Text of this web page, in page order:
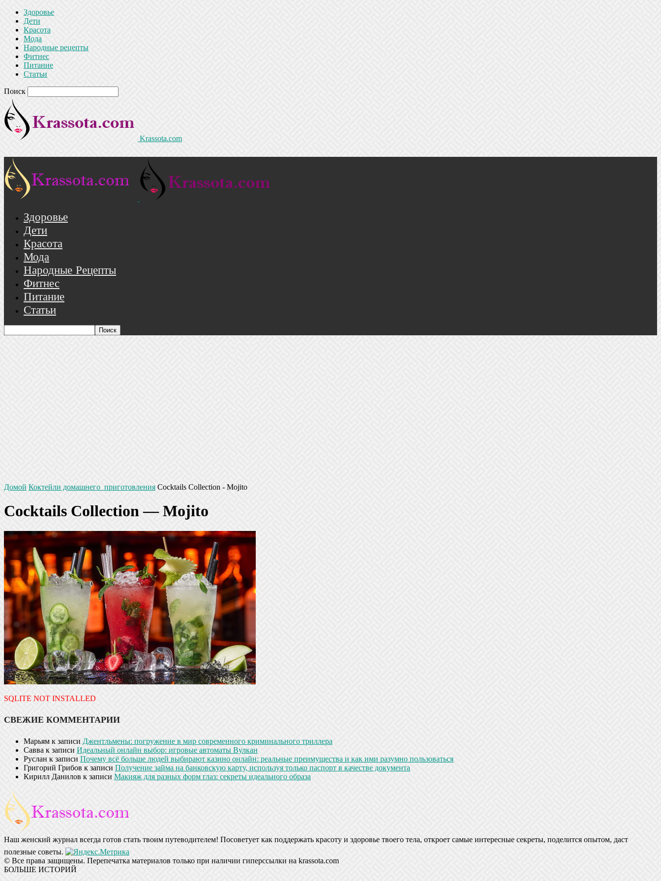
Здоровье
Дети
Красота
Мода
Народные рецепты
Фитнес
Питание
Статьи
Поиск
Krassota.com
Здоровье
Дети
Красота
Мода
Народные Рецепты
Фитнес
Питание
Статьи
Домой Коктейли домашнего приготовления Cocktails Collection - Mojito
Cocktails Collection — Mojito
SQLITE NOT INSTALLED
СВЕЖИЕ КОММЕНТАРИИ
Марьям к записи Джентльмены: погружение в мир современного криминального триллера
Савва к записи Идеальный онлайн выбор: игровые автоматы Вулкан
Руслан к записи Почему всё больше людей выбирают казино онлайн: реальные преимущества и как ими разумно пользоваться
Григорий Грибов к записи Получение займа на банковскую карту, используя только паспорт в качестве документа
Кирилл Данилов к записи Макияж для разных форм глаз: секреты идеального образа
Наш женский журнал всегда готов стать твоим путеводителем! Посоветует как поддержать красоту и здоровье твоего тела, откроет самые интересные секреты, поделится опытом, даст
полезные советы.
© Все права защищены. Перепечатка материалов только при наличии гиперссылки на krassota.com
БОЛЬШЕ ИСТОРИЙ